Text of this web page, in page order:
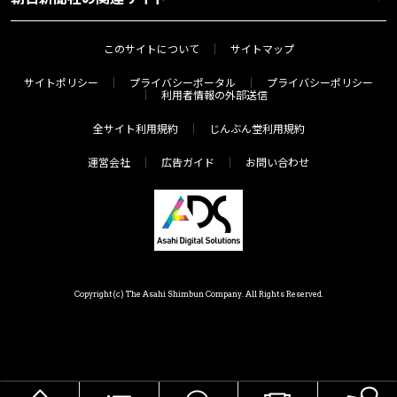
このサイトについて サイトマップ
サイトポリシー プライバシーポータル
プライバシーポリシー
利用者情報の外部送信
全サイト利用規約 じんぶん堂利用規約
運営会社 広告ガイド お問い合わせ
Copyright(c) The Asahi Shimbun Company. All Rights Reserved.